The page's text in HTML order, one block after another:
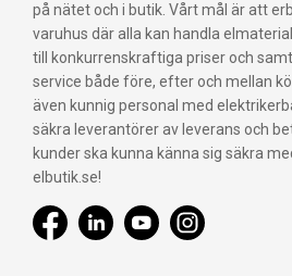
på nätet och i butik. Vårt mål är att
varuhus där alla kan handla
till konkurrenskraftiga priser och
service både före, efter och mellan
även kunnig personal med
säkra leverantörer av leverans och
kunder ska kunna känna sig säkra
elbutik.se!